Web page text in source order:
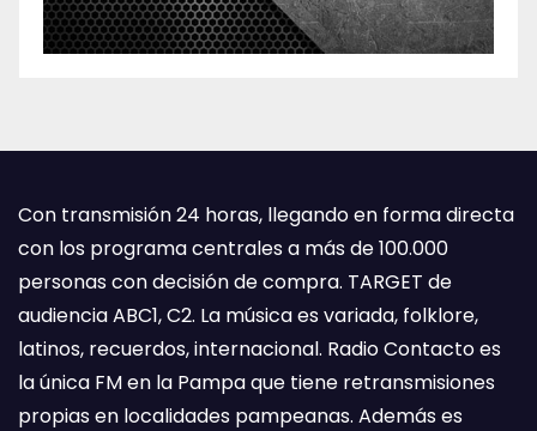
Con transmisión 24 horas, llegando en forma directa
con los programa centrales a más de 100.000
personas con decisión de compra. TARGET de
audiencia ABC1, C2. La música es variada, folklore,
latinos, recuerdos, internacional. Radio Contacto es
la única FM en la Pampa que tiene retransmisiones
propias en localidades pampeanas. Además es